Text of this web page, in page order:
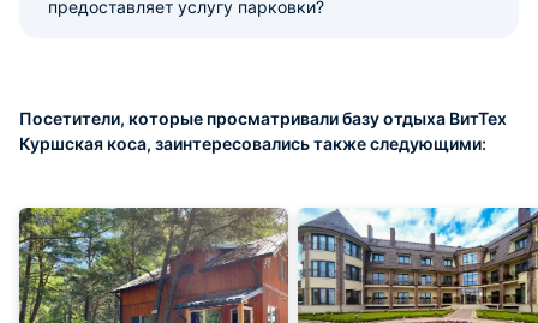
предоставляет услугу парковки?
Посетители, которые просматривали базу отдыха ВитТех
Куршская коса, заинтересовались также следующими: